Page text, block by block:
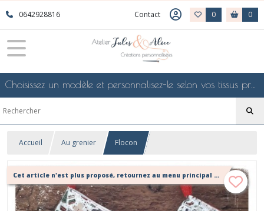
0642928816 Contact 0 0
Choisissez un modèle et personnalisez-le selon vos tissus préférés de mes collections en ligne, je le confectionnerai selon vos souhaits
Accueil Au grenier Flocon
Cet article n'est plus proposé, retournez au menu principal ou contactez moi!